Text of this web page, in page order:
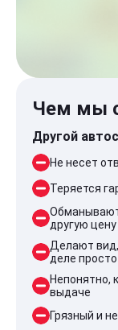
Чем мы
Другой
Не несет
Теряется
другую цену
Делают
деле
Непонятно,
выдаче
Грязный и